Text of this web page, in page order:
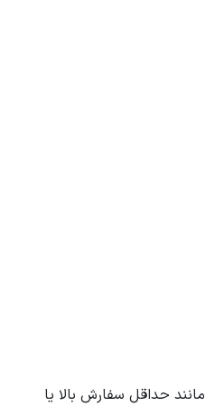
حداقل سفارش بالا یا